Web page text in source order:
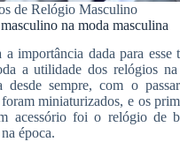
de Relógio Masculino
na moda masculina
importância dada para esse
a utilidade dos relógios
desde sempre, com o
miniaturizados, e os
acessório foi o relógio de
época.